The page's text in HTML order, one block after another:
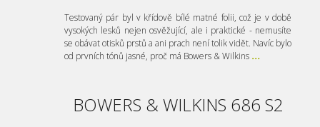
Testovaný pár byl v křídově bílé matné folii, což je v době
vysokých lesků nejen osvěžující, ale i praktické - nemusíte
se obávat otisků prstů a ani prach není tolik vidět. Navíc bylo
od prvních tónů jasné, proč má Bowers & Wilkins ...
BOWERS & WILKINS 686 S2